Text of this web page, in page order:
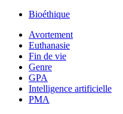
Bioéthique
Avortement
Euthanasie
Fin de vie
Genre
GPA
Intelligence artificielle
PMA